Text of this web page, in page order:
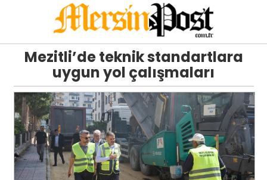
Mezitli’de teknik standartlara
uygun yol çalışmaları